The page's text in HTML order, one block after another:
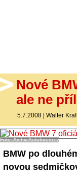
Nové
ale ne
5.7.2008 | Walter
Foto: Archiv Autoforum.cz
BMW po
novou